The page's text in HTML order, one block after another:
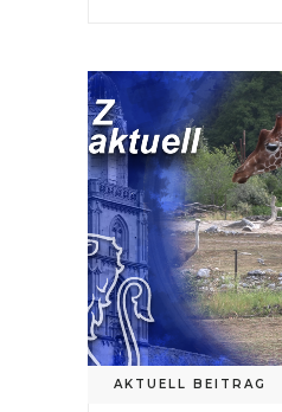
AKTUELL BEITRAG